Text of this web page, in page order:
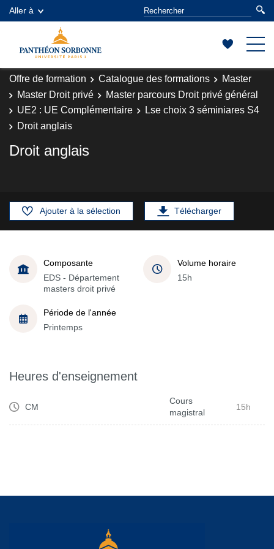
Aller à
Offre de formation Catalogue des formations
Master
Master Droit privé
Master parcours Droit privé général
UE2 : UE Complémentaire
Lse choix 3 séminiares S4
Droit anglais
Droit anglais
Ajouter à la sélection Télécharger
Composante
EDS - Département
masters droit privé
Volume horaire
15h
Période de l'année
Printemps
Heures d'enseignement
CM
Cours
magistral
15h